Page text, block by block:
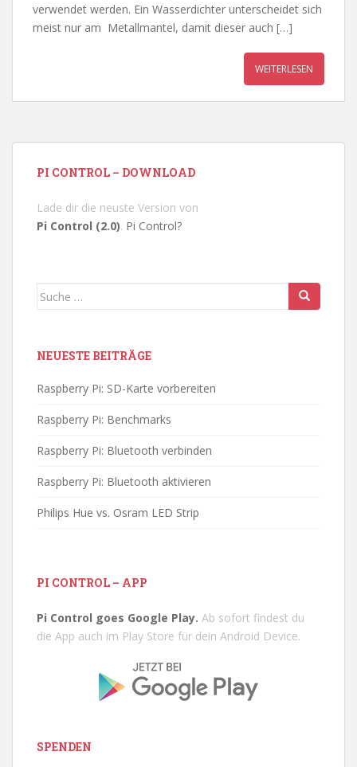
verwendet werden. Ein Wasserdichter unterscheidet sich
meist nur am Metallmantel, damit dieser auch […]
WEITERLESEN
PI CONTROL – DOWNLOAD
Lade dir die neuste Version von
Pi Control (2.0). Pi Control?
Suche
NEUESTE BEITRÄGE
Raspberry Pi: SD-Karte vorbereiten
Raspberry Pi: Benchmarks
Raspberry Pi: Bluetooth verbinden
Raspberry Pi: Bluetooth aktivieren
Philips Hue vs. Osram LED Strip
PI CONTROL – APP
Pi Control goes Google Play. Ab sofort findest du
die App auch im Play Store für dein Android Device.
SPENDEN